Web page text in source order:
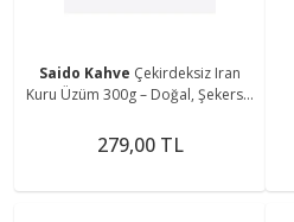
Saido Kahve Çekirdeksiz Iran
Kuru Üzüm 300g – Doğal, Şekersiz
279,00 TL